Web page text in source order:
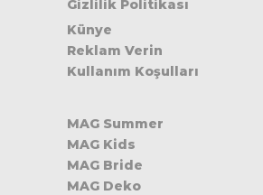
Gizlilik Politikası
Künye
Reklam Verin
Kullanım Koşulları
MAG Summer
MAG Kids
MAG Bride
MAG Deko